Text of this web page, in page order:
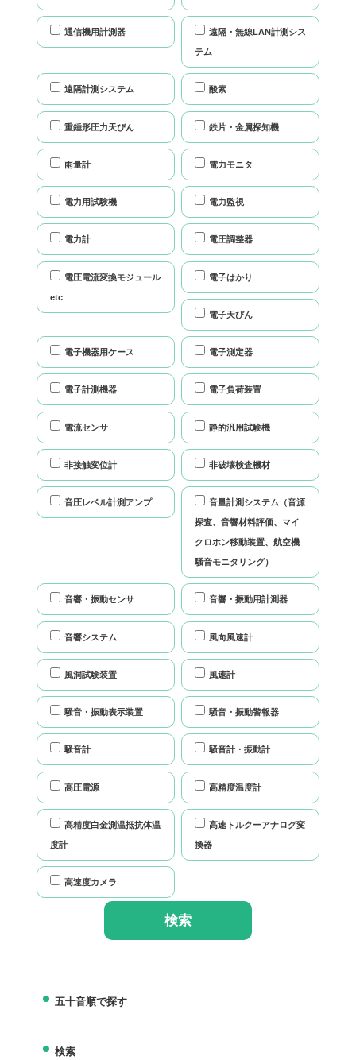
通信機用計測器 遠隔・無線LAN計測シス
テム
遠隔計測システム 酸素
重錘形圧力天びん 鉄片・金属探知機
雨量計 電力モニタ
電力用試験機 電力監視
電力計 電圧調整器
電圧電流変換モジュール
etc
電子はかり
電子天びん
電子機器用ケース 電子測定器
電子計測機器 電子負荷装置
電流センサ 静的汎用試験機
非接触変位計 非破壊検査機材
音圧レベル計測アンプ 音量計測システム（音源
探査、音響材料評価、マイ
クロホン移動装置、航空機
騒音モニタリング）
音響・振動センサ 音響・振動用計測器
音響システム 風向風速計
風洞試験装置 風速計
騒音・振動表示装置 騒音・振動警報器
騒音計 騒音計・振動計
高圧電源 高精度温度計
高精度白金測温抵抗体温
度計
高速トルクーアナログ変
換器
高速度カメラ
五十音順で探す
検索